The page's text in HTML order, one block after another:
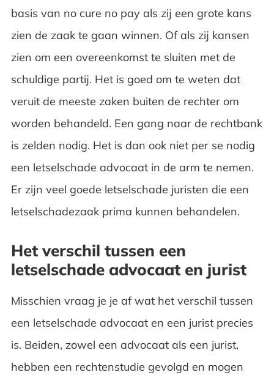
basis van no cure no pay als zij een grote kans
zien de zaak te gaan winnen. Of als zij kansen
zien om een overeenkomst te sluiten met de
schuldige partij. Het is goed om te weten dat
veruit de meeste zaken buiten de rechter om
worden behandeld. Een gang naar de rechtbank
is zelden nodig. Het is dan ook niet per se nodig
een letselschade advocaat in de arm te nemen.
Er zijn veel goede letselschade juristen die een
letselschadezaak prima kunnen behandelen.
Het verschil tussen een
letselschade advocaat en jurist
Misschien vraag je je af wat het verschil tussen
een letselschade advocaat en een jurist precies
is. Beiden, zowel een advocaat als een jurist,
hebben een rechtenstudie gevolgd en mogen